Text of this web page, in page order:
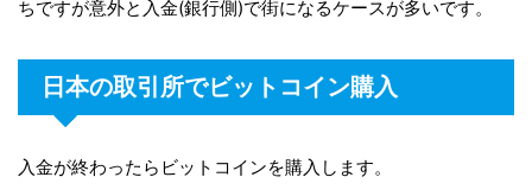
ちですが意外と入金(銀行側)で街になるケースが多いです。
日本の取引所でビットコイン購入
入金が終わったらビットコインを購入します。